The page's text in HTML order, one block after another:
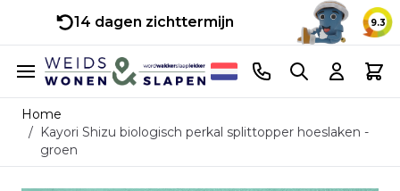
14 dagen zichttermijn 9.3
Ga naar de inhoud
Telefoonnummer
Search Cart
Home
/ Kayori Shizu biologisch perkal splittopper hoeslaken -
groen